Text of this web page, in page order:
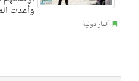
وأعدت
أخبار دولية